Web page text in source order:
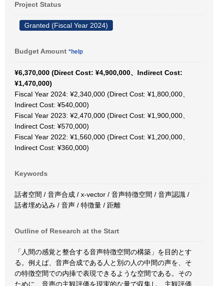
Project Status
Granted (Fiscal Year 2024)
Budget Amount *help
¥6,370,000 (Direct Cost: ¥4,900,000、Indirect Cost:
¥1,470,000)
Fiscal Year 2024: ¥2,340,000 (Direct Cost: ¥1,800,000、
Indirect Cost: ¥540,000)
Fiscal Year 2023: ¥2,470,000 (Direct Cost: ¥1,900,000、
Indirect Cost: ¥570,000)
Fiscal Year 2022: ¥1,560,000 (Direct Cost: ¥1,200,000、
Indirect Cost: ¥360,000)
Keywords
話者空間 / 音声合成 / x-vector / 音声特徴空間 / 音声認識 /
話者埋め込み / 音声 / 特徴量 / 距離
Outline of Research at the Start
「人間の感覚と整合する音声特徴空間の構築」を目的とす
る。例えば、音声合成である人と別の人の中間の声を、そ
の特徴空間での内挿で表現できるような空間である。その
ために、音声の主観評価を現実的な量で収集し、主観評価